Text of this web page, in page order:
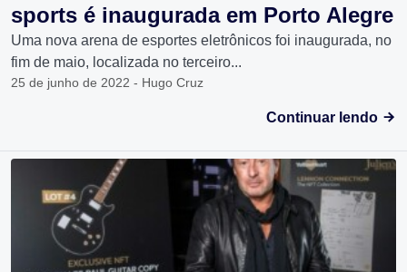
sports é inaugurada em Porto Alegre
Uma nova arena de esportes eletrônicos foi inaugurada, no
fim de maio, localizada no terceiro...
25 de junho de 2022 - Hugo Cruz
Continuar lendo